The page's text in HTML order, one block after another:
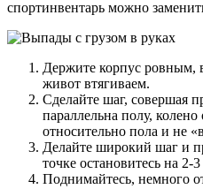
спортинвентарь можно
Держите корпус ровным,
живот втягиваем.
Сделайте шаг, совершая
параллельна полу, колено
относительно пола и не
Делайте широкий шаг и
точке остановитесь на 2-
Поднимайтесь, немного